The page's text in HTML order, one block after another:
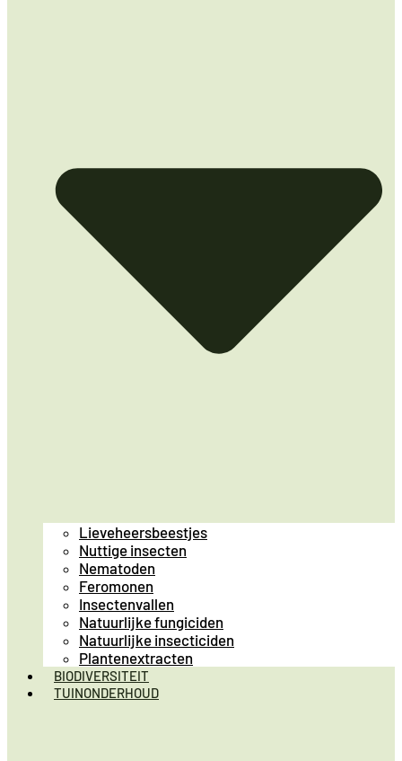
Lieveheersbeestjes
Nuttige insecten
Nematoden
Feromonen
Insectenvallen
Natuurlijke fungiciden
Natuurlijke insecticiden
Plantenextracten
BIODIVERSITEIT
TUINONDERHOUD